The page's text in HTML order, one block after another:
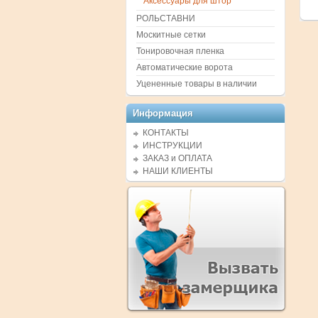
РОЛЬСТАВНИ
Москитные сетки
Тонировочная пленка
Автоматические ворота
Уцененные товары в наличии
Информация
КОНТАКТЫ
ИНСТРУКЦИИ
ЗАКАЗ и ОПЛАТА
НАШИ КЛИЕНТЫ